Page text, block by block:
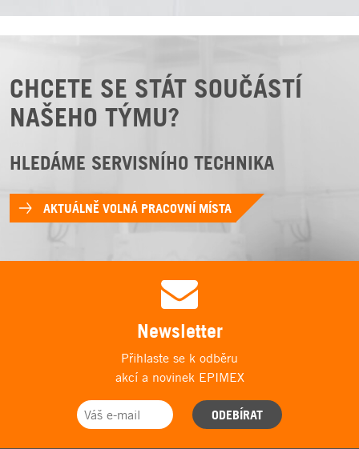
CHCETE SE STÁT SOUČÁSTÍ
NAŠEHO TÝMU?
HLEDÁME SERVISNÍHO TECHNIKA
AKTUÁLNĚ VOLNÁ PRACOVNÍ MÍSTA
Newsletter
Přihlaste se k odběru
akcí a novinek EPIMEX
ODEBÍRAT